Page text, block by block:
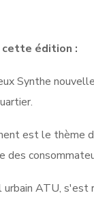
cette édition :
Synthe
est le thème
des
ATU, s'est